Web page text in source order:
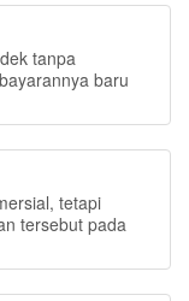
tanpa
baru
tetapi
tersebut pada